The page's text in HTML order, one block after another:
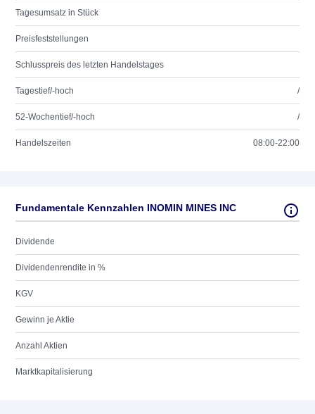
Tagesumsatz in Stück
Preisfeststellungen
Schlusspreis des letzten Handelstages
Tagestief/-hoch /
52-Wochentief/-hoch /
Handelszeiten 08:00-22:00
Fundamentale Kennzahlen INOMIN MINES INC
Dividende
Dividendenrendite in %
KGV
Gewinn je Aktie
Anzahl Aktien
Marktkapitalisierung